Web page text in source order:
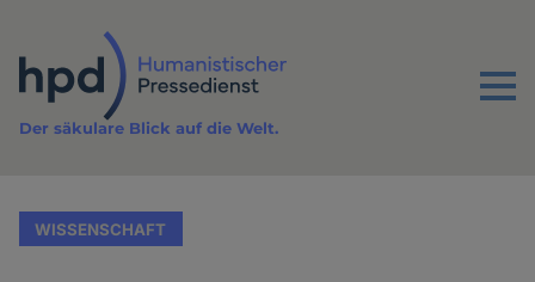
Inhalt
Menu
Der säkulare Blick auf die Welt.
WISSENSCHAFT